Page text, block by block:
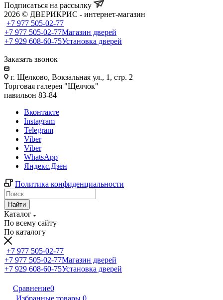
Подписаться на рассылку
2026 © ДВЕРИКРИС - интернет-магазин
+7 977 505-02-77
+7 977 505-02-77Магазин дверей
+7 929 608-60-75Установка дверей
Заказать звонок
г. Щелково, Вокзальная ул., 1, стр. 2
Торговая галерея "Щелчок"
павильон 83-84
Вконтакте
Instagram
Telegram
Viber
Viber
WhatsApp
Яндекс.Дзен
Политика конфиденциальности
Найти
Каталог
По всему сайту
По каталогу
+7 977 505-02-77
+7 977 505-02-77Магазин дверей
+7 929 608-60-75Установка дверей
Сравнение0
Избранные товары 0